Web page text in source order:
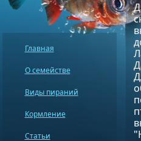
Главная
О семействе
Виды пираний
Кормление
Статьи